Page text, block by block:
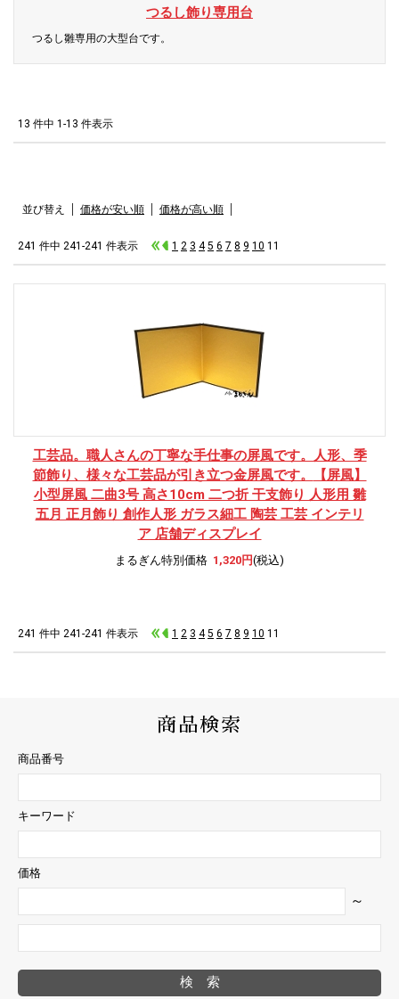
商品検索
商品番号
キーワード
価格
～
検索
つるし飾り専用台
つるし雛専用の大型台です。
13 件中 1-13 件表示
並び替え 価格が安い順 価格が高い順
241 件中 241-241 件表示 1 2 3 4 5 6 7 8 9 10 11
工芸品。職人さんの丁寧な手仕事の屏風です。人形、季
節飾り、様々な工芸品が引き立つ金屏風です。
【屏風】
小型屏風 二曲3号 高さ10cm 二つ折 干支飾り 人形用 雛
五月 正月飾り 創作人形 ガラス細工 陶芸 工芸 インテリ
ア 店舗ディスプレイ
まるぎん特別価格 1,320円(税込)
241 件中 241-241 件表示 1 2 3 4 5 6 7 8 9 10 11